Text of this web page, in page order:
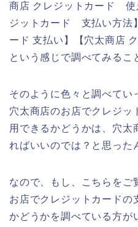
商店 クレジットカード 使
ジットカード 支払い方法
ード 支払い】【穴太商店
という感じで調べてみるこ
そのように色々と調べてい
穴太商店のお店でクレジッ
用できるかどうかは、穴太
ればいいのでは？と思った
なので、もし、こちらをご
お店でクレジットカードの
かどうかを調べている方が